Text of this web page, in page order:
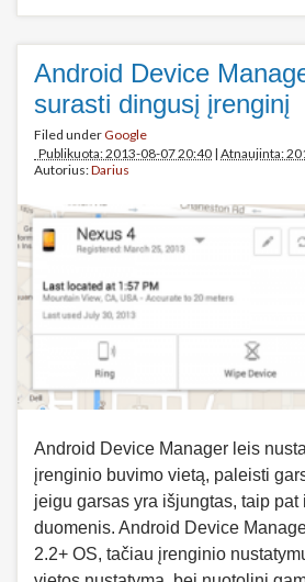
Android Device
surasti dingusį įrenginį
Filed underGoogle
Publikuota: 2013-08-07 20:40 | Atnaujinta:
Autorius:Darius
Android Device Manager leis
įrenginio buvimo vietą, paleisti
jeigu garsas yra išjungtas, taip pat
duomenis. Android Device
2.2+ OS, tačiau įrenginio